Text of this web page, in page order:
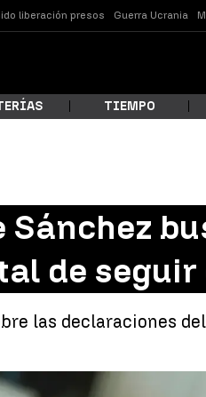
liberación presos Guerra Ucrania
buscando?
TIEMPO
Sánchez
de seguir
las declaraciones